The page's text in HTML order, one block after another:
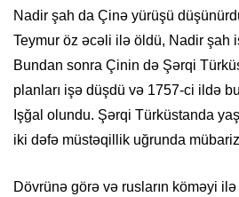
Nadir şah da Çinə yürüşü
Teymur öz əcəli ilə öldü, Nadir şah
Bundan sonra Çinin də Şərqi
planları işə düşdü və 1757-ci ildə
Işğal olundu. Şərqi Türküstanda
iki dəfə müstəqillik uğrunda
Dövrünə görə və rusların köməyi